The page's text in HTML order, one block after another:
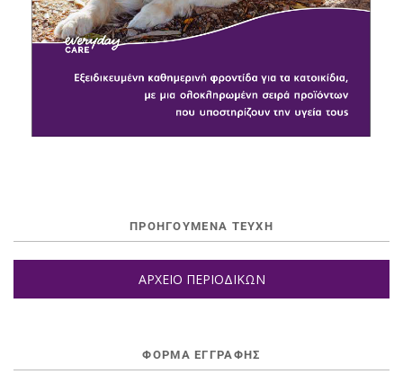
ΠΡΟΗΓΟΥΜΕΝΑ ΤΕΥΧΗ
ΑΡΧΕΙΟ ΠΕΡΙΟΔΙΚΩΝ
ΦΌΡΜΑ ΕΓΓΡΑΦΉΣ